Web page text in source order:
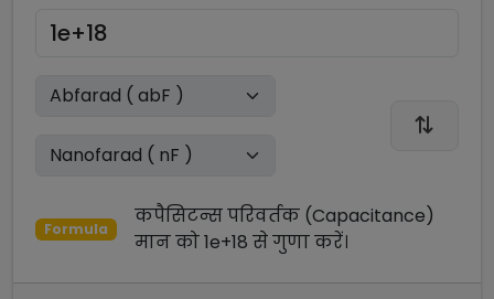
Formula
कपैसिटन्स परिवर्तक (Capacitance)
मान को1e+18 सेगुणाकरें।